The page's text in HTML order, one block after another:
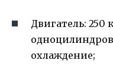
Двигатель: 250
охлаждение;